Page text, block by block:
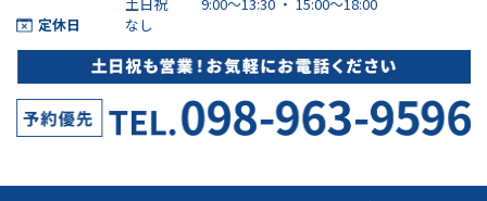
土日祝
9:00～13:30 ・ 15:00〜18:00
定休日
なし